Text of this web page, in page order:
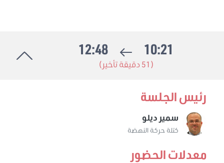
10:21
12:48
(51 دقيقة تأخير)
رئيس الجلسة
سمير ديلو
كتلة حركة النهضة
معدلات الحضور